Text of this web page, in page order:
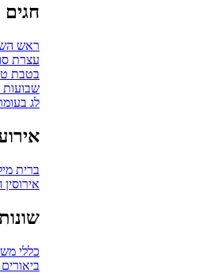
חגים
ראש
עצרת
בטבת
שבועות
לג
ברית
אירוסין
כללי